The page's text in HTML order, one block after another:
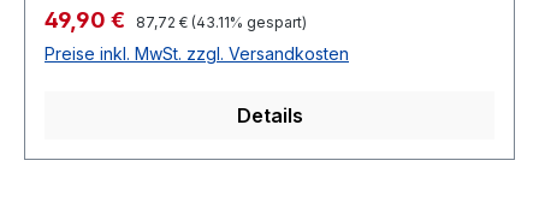
Verkaufspreis:
49,90 € Regulärer Preis:
87,72 € (43.11% gespart)
Preise inkl. MwSt. zzgl. Versandkosten
Details